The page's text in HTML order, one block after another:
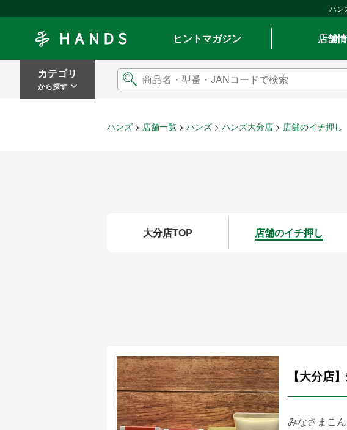
ハン
ヒントマガジン
店舗
カテゴリ
から探す
ハンズ 店舗一覧 ハンズ ハンズ大分店 店舗のイチ押し
大分店TOP 店舗のイチ押し
【大分店
みなさまこ